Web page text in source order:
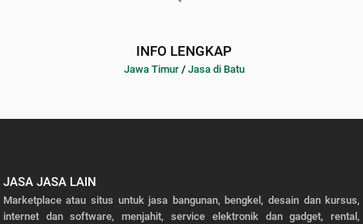
INFO LENGKAP
Jawa Timur/ Jasa di Batu
JASA JASA LAIN
Marketplace atau situs untuk jasa bangunan, bengkel, desain dan kursus,
internet dan software, menjahit, service elektronik dan gadget, rental,